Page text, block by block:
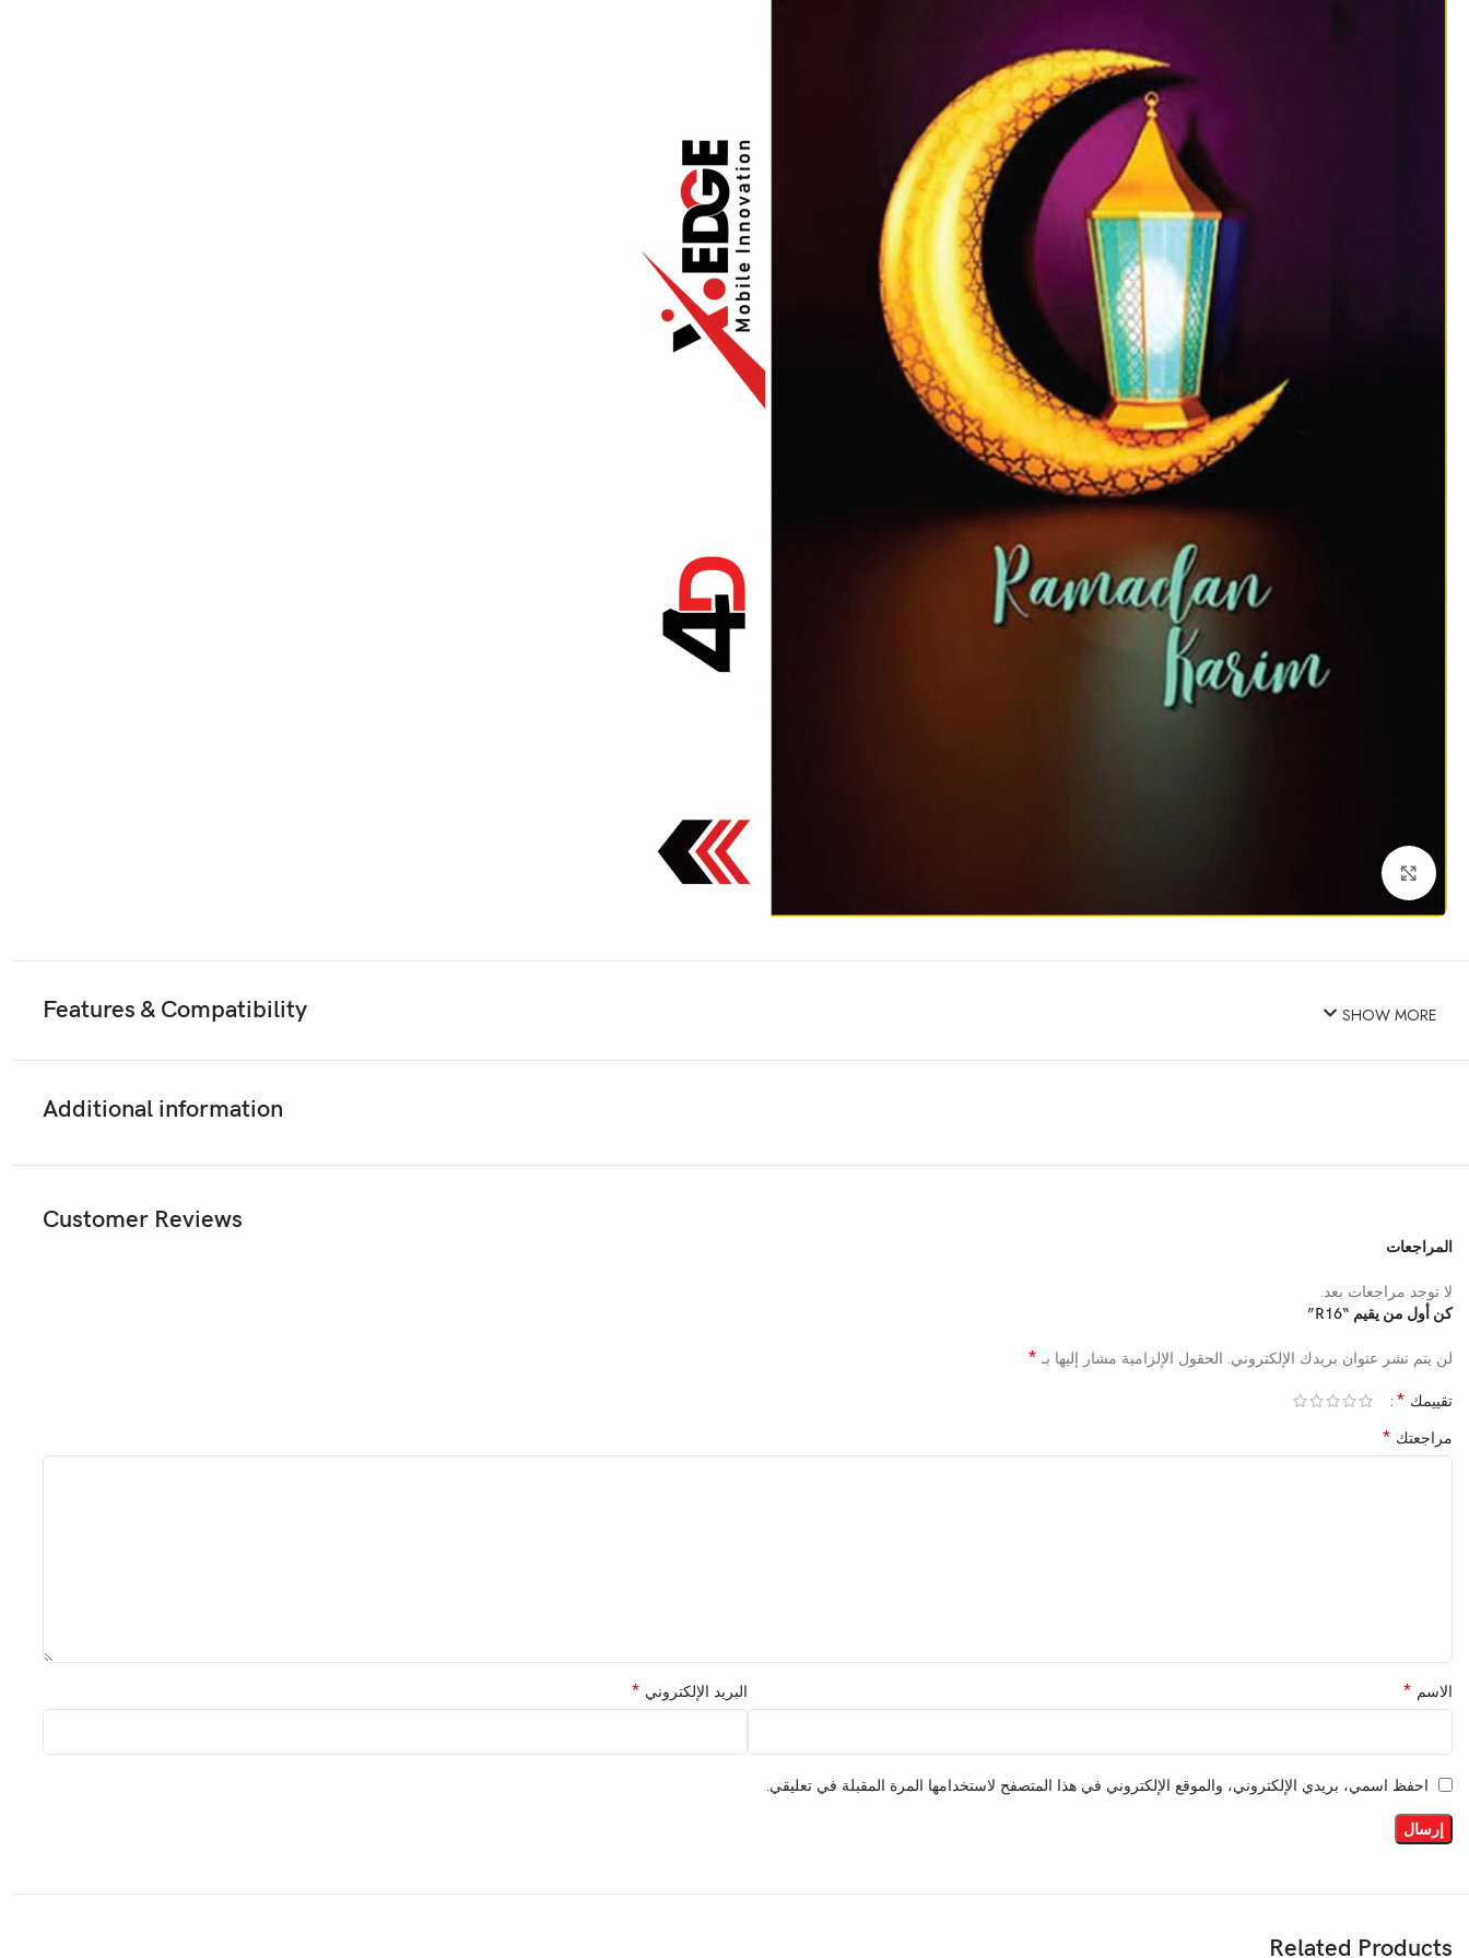
Features & Compatibility SHOW MORE
Additional information
Customer Reviews
المراجعات
لا توجد مراجعات بعد.
كن أول من يقيم “R16”
لن يتم نشر عنوان بريدك الإلكتروني. الحقول الإلزامية مشار إليها بـ *
تقييمك *
مراجعتك *
الاسم * البريد الإلكتروني *
احفظ اسمي، بريدي الإلكتروني، والموقع الإلكتروني في هذا المتصفح لاستخدامها المرة المقبلة في تعليقي.
Related Products